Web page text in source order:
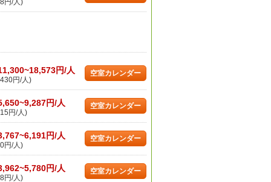
円/人)
円/人
円/人)
空室カレンダー
円/人
円/人)
空室カレンダー
円/人
円/人)
空室カレンダー
円/人
円/人)
空室カレンダー